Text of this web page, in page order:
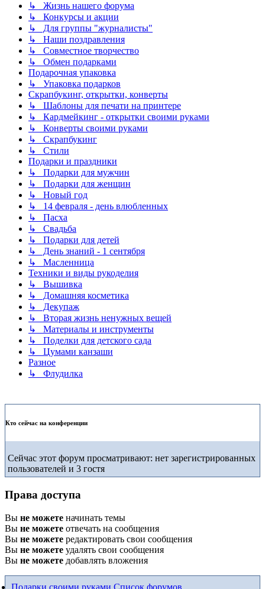
↳ Жизнь нашего форума
↳ Конкурсы и акции
↳ Для группы "журналисты"
↳ Наши поздравления
↳ Совместное творчество
↳ Обмен подарками
Подарочная упаковка
↳ Упаковка подарков
Скрапбукинг, открытки, конверты
↳ Шаблоны для печати на принтере
↳ Кардмейкинг - открытки своими руками
↳ Конверты своими руками
↳ Скрапбукинг
↳ Стили
Подарки и праздники
↳ Подарки для мужчин
↳ Подарки для женщин
↳ Новый год
↳ 14 февраля - день влюбленных
↳ Пасха
↳ Свадьба
↳ Подарки для детей
↳ День знаний - 1 сентября
↳ Масленница
Техники и виды рукоделия
↳ Вышивка
↳ Домашняя косметика
↳ Декупаж
↳ Вторая жизнь ненужных вещей
↳ Материалы и инструменты
↳ Поделки для детского сада
↳ Цумами канзаши
Разное
↳ Флудилка
Кто сейчас на конференции
Сейчас этот форум просматривают: нет зарегистрированных
пользователей и 3 гостя
Права доступа
Вы не можете начинать темы
Вы не можете отвечать на сообщения
Вы не можете редактировать свои сообщения
Вы не можете удалять свои сообщения
Вы не можете добавлять вложения
Подарки своими руками Список форумов